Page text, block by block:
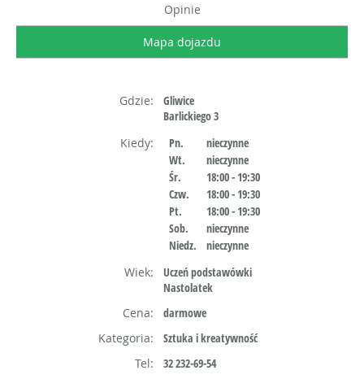
Opinie
Mapa dojazdu
Gdzie:
Gliwice
Barlickiego 3
Kiedy:
Pn.
nieczynne
Wt.
nieczynne
Śr.
18:00 - 19:30
Czw.
18:00 - 19:30
Pt.
18:00 - 19:30
Sob.
nieczynne
Niedz.
nieczynne
Wiek:
Uczeń podstawówki
Nastolatek
Cena:
darmowe
Kategoria:
Sztuka i kreatywność
Tel:
32 232-69-54